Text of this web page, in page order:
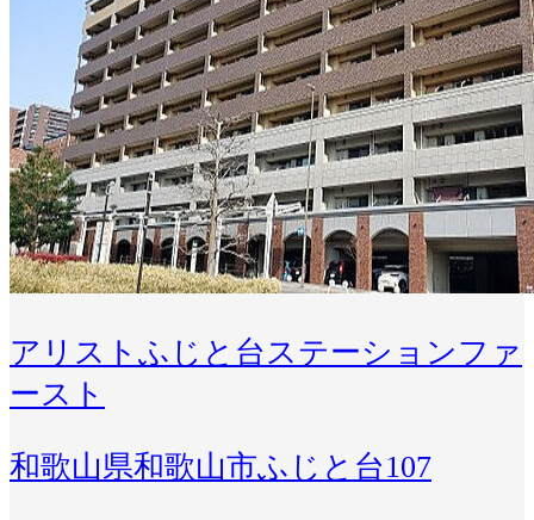
アリストふじと台ステーションファ
ースト
和歌山県和歌山市ふじと台107